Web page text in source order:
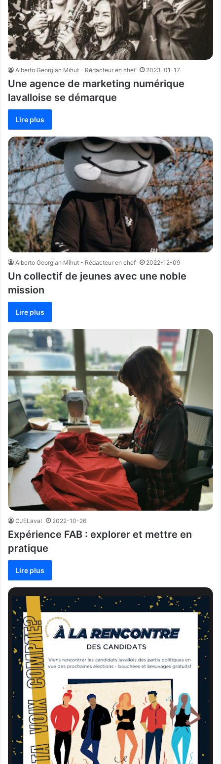
Alberto Georgian Mihut - Rédacteur en chef 2023-01-17
Une agence de marketing numérique
lavalloise se démarque
Lire plus
Alberto Georgian Mihut - Rédacteur en chef 2022-12-09
Un collectif de jeunes avec une noble
mission
Lire plus
CJELaval 2022-10-26
Expérience FAB : explorer et mettre en
pratique
Lire plus